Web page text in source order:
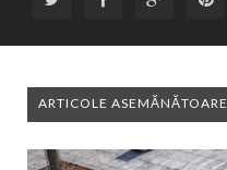
ARTICOLE ASEMĂNĂTOARE